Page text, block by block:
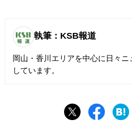
執筆：KSB報道
岡山・香川エリアを中心に日々
しています。